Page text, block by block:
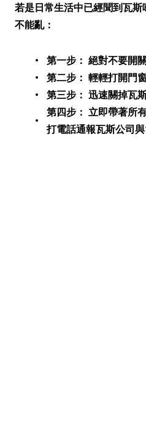
若是日常生活中已經聞到瓦
不能亂：
第一步： 絕對不要開
第二步： 輕輕打開門
第三步： 迅速關掉瓦斯
第四步： 立即帶著所
打電話通報瓦斯公司與